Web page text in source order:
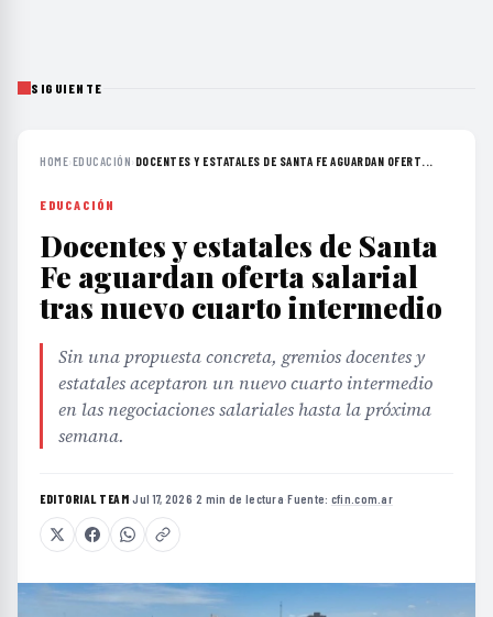
SIGUIENTE
HOME›EDUCACIÓN› DOCENTES Y ESTATALES DE SANTA FE AGUARDAN OFERT...
EDUCACIÓN
Docentes y estatales de Santa
Fe aguardan oferta salarial
tras nuevo cuarto intermedio
Sin una propuesta concreta, gremios docentes y
estatales aceptaron un nuevo cuarto intermedio
en las negociaciones salariales hasta la próxima
semana.
EDITORIAL TEAM·Jul 17, 2026·2 min de lectura·Fuente: cfin.com.ar